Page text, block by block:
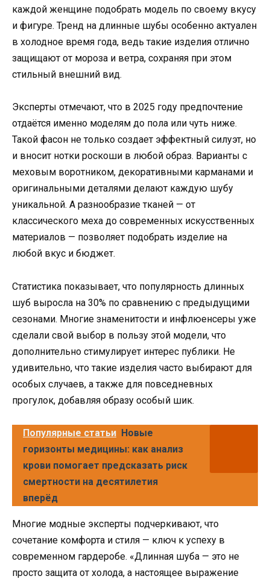
каждой женщине подобрать модель по своему вкусу
и фигуре. Тренд на длинные шубы особенно актуален
в холодное время года, ведь такие изделия отлично
защищают от мороза и ветра, сохраняя при этом
стильный внешний вид.
Эксперты отмечают, что в 2025 году предпочтение
отдаётся именно моделям до пола или чуть ниже.
Такой фасон не только создает эффектный силуэт, но
и вносит нотки роскоши в любой образ. Варианты с
меховым воротником, декоративными карманами и
оригинальными деталями делают каждую шубу
уникальной. А разнообразие тканей — от
классического меха до современных искусственных
материалов — позволяет подобрать изделие на
любой вкус и бюджет.
Статистика показывает, что популярность длинных
шуб выросла на 30% по сравнению с предыдущими
сезонами. Многие знаменитости и инфлюенсеры уже
сделали свой выбор в пользу этой модели, что
дополнительно стимулирует интерес публики. Не
удивительно, что такие изделия часто выбирают для
особых случаев, а также для повседневных
прогулок, добавляя образу особый шик.
Популярные статьи Новые
горизонты медицины: как анализ
крови помогает предсказать риск
смертности на десятилетия
вперёд
Многие модные эксперты подчеркивают, что
сочетание комфорта и стиля — ключ к успеху в
современном гардеробе. «Длинная шуба — это не
просто защита от холода, а настоящее выражение